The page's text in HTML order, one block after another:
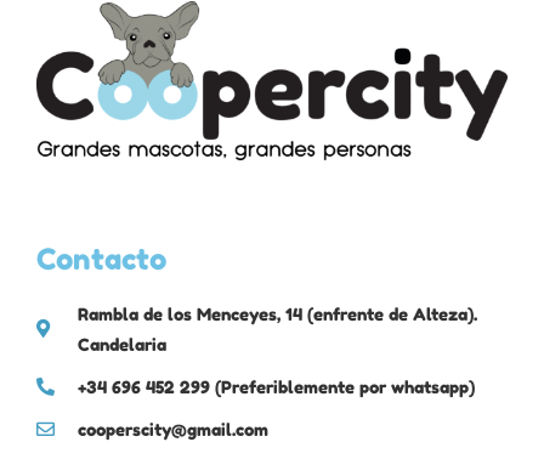
Contacto
Rambla de los Menceyes, 14 (enfrente de Alteza).
Candelaria
+34 696 452 299 (Preferiblemente por whatsapp)
cooperscity@gmail.com